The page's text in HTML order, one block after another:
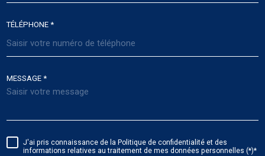
TÉLÉPHONE *
MESSAGE *
J'ai pris connaissance de la Politique de confidentialité et des
informations relatives au traitement de mes données personnelles (*)*